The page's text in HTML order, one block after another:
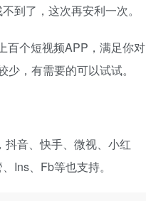
到了，这次再安利一次。
百个短视频APP，满足你对
，有需要的可以试试。
音、快手、微视、小红
Ins、Fb等也支持。